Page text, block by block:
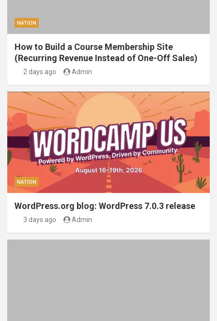
NATION
How to Build a Course Membership Site
(Recurring Revenue Instead of One-Off Sales)
2 days ago Admin
NATION
WordPress.org blog: WordPress 7.0.3 release
3 days ago Admin